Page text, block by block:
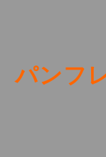
パンフ